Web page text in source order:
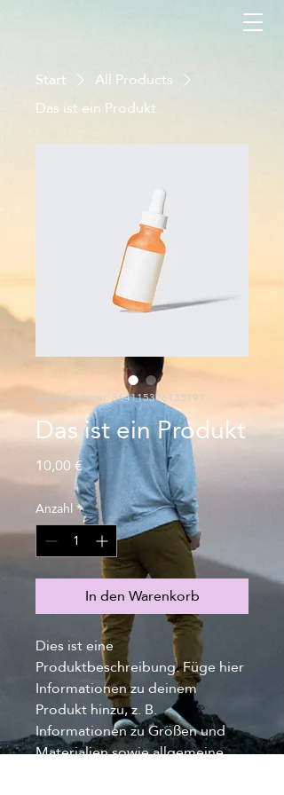
Start
All Products
Das ist ein Produkt
Artikelnummer: 364115376135191
Das ist ein Produkt
10,00 €Preis
Anzahl*
In den Warenkorb
Dies ist eine
Produktbeschreibung. Füge hier
Informationen zu deinem
Produkt hinzu, z. B.
Informationen zu Größen und
Materialien sowie allgemeine